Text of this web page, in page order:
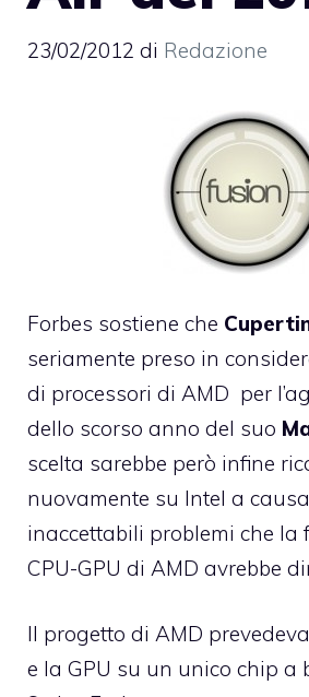
23/02/2012 di Redazione
Forbes sostiene che
seriamente preso in
di processori di AMD per
dello scorso anno del suo
scelta sarebbe però infine
nuovamente su Intel a
inaccettabili problemi che
CPU-GPU di AMD avrebbe
Il progetto di AMD
e la GPU su un unico chip a